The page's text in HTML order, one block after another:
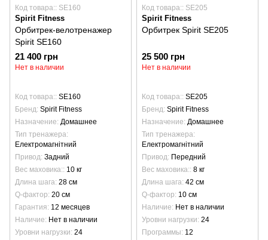
Код товара:: SE160
Spirit Fitness
Орбитрек-велотренажер
Spirit SE160
21 400 грн
Нет в наличии
Код товара: SE160
Бренд Spirit Fitness
Назначение Домашнее
Тип тренажера
Електромагнітний
Привод Задний
Вес маховика: 10 кг
Длина шага 28 см
Q-фактор 20 см
Гарантия 12 месяцев
Наличие
Нет в наличии
Уровни нагрузки 24
Код товара:: SE205
Spirit Fitness
Орбитрек Spirit SE205
25 500 грн
Нет в наличии
Код товара: SE205
Бренд Spirit Fitness
Назначение Домашнее
Тип тренажера
Електромагнітний
Привод Передний
Вес маховика: 8 кг
Длина шага 42 см
Q-фактор 10 см
Наличие
Нет в наличии
Уровни нагрузки 24
Программы 12